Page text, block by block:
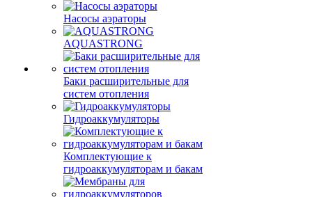
Насосы аэраторы
AQUASTRONG
Баки расширительные для
систем отопления
Гидроаккумуляторы
Комплектующие к
гидроаккумуляторам и бакам